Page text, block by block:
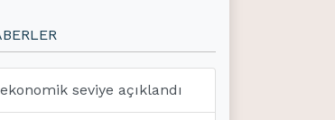
seviye açıklandı